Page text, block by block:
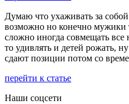
Думаю что ухаживать за
возможно но конечно
сложно иногда совмещать
то удивлять и детей рожать,
сдают позиции потом со
перейти к статье
Наши соцсети